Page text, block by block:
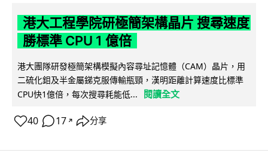
港大工程學院研極簡架構晶片 搜尋速度
勝標準 CPU 1 億倍
港大團隊研發極簡架構模擬內容尋址記憶體（CAM）晶片，用
二硫化鉬及半金屬銻克服傳輸瓶頸，漢明距離計算速度比標準
CPU快1億倍，每次搜尋耗能低...
閱讀全文
40 17 ↗ 分享